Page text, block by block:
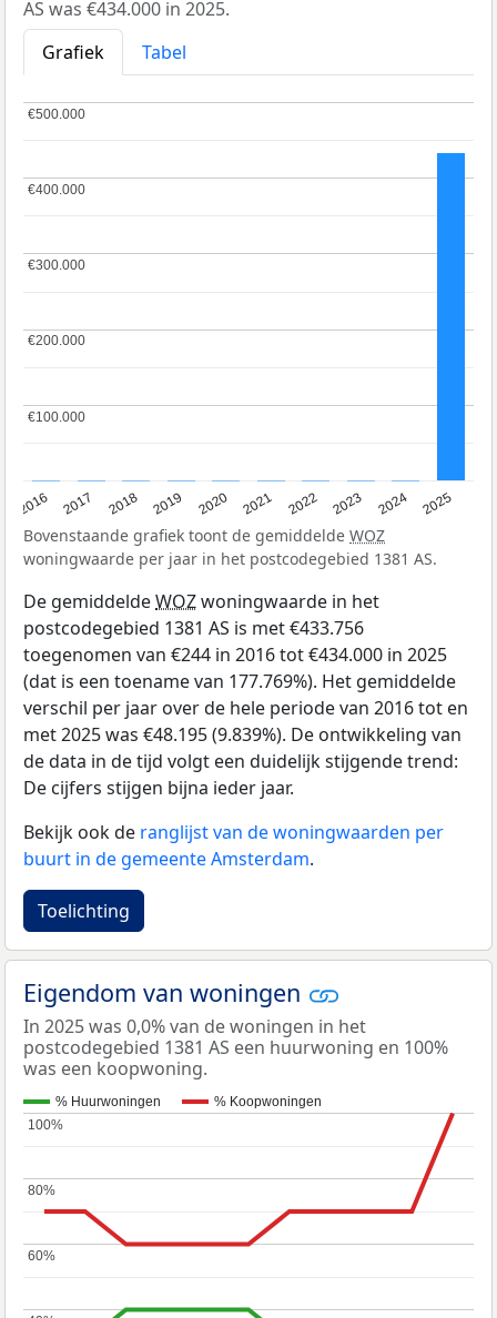
AS was €434.000 in 2025.
Grafiek
Tabel
2016 2017 2018 2019 2020 2021 2022 2023 2024 2025
€100.000
€100.000
€200.000
€200.000
€300.000
€300.000
€400.000
€400.000
€500.000
€500.000
Bovenstaande grafiek toont de gemiddelde WOZ
woningwaarde per jaar in het postcodegebied 1381 AS.
De gemiddeldeWOZwoningwaarde in het
postcodegebied 1381 AS is met €433.756
toegenomen van €244 in 2016 tot €434.000 in 2025
(dat is een toename van 177.769%). Het gemiddelde
verschil per jaar over de hele periode van 2016 tot en
met 2025 was €48.195 (9.839%). De ontwikkeling van
de data in de tijd volgt een duidelijk stijgende trend:
De cijfers stijgen bijna ieder jaar.
Bekijk ook de ranglijst van de woningwaarden per
buurt in de gemeente Amsterdam.
Toelichting
Eigendom van woningen
In 2025 was 0,0% van de woningen in het
postcodegebied 1381 AS een huurwoning en 100%
was een koopwoning.
% Huurwoningen % Koopwoningen
60%
60%
80%
80%
100%
100%